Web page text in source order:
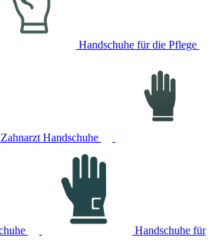
Handschuhe für die Pflege
Zahnarzt Handschuhe
Handschuhe für